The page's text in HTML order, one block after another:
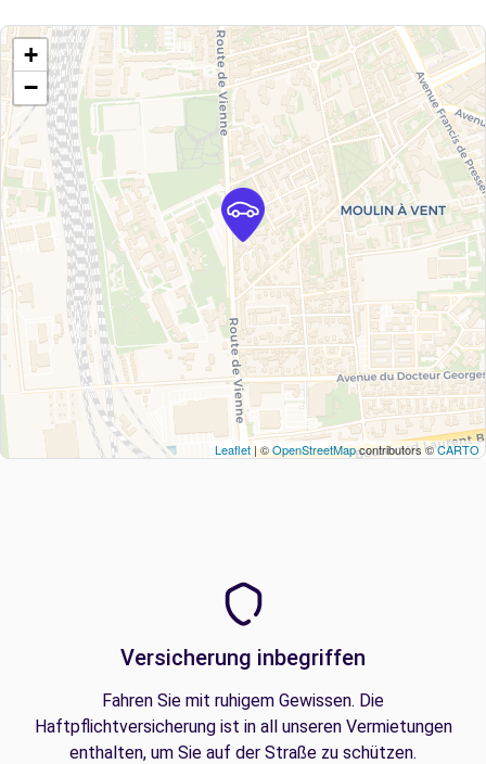
+
−
Leaflet| ©OpenStreetMapcontributors ©CARTO
Versicherung inbegriffen
Fahren Sie mit ruhigem Gewissen. Die
Haftpflichtversicherung ist in all unseren Vermietungen
enthalten, um Sie auf der Straße zu schützen.